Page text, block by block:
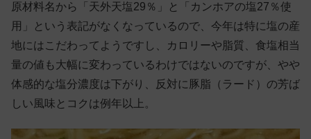
原材料名から「天外天塩29％」と「カンホアの塩27％使
用」という表記がなくなっているので、今年は特に塩の産
地にはこだわってようですし、カロリーや脂質、食塩相当
量の値も大幅に変わっているわけではないのですが、やや
体感的な塩分濃度は下がり、反対に豚脂（ラード）の芳ば
しい風味とコクは例年以上。